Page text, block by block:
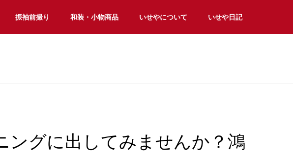
振袖前撮り 和装・小物商品 いせやについて いせや日記
ングに出してみませんか？鴻